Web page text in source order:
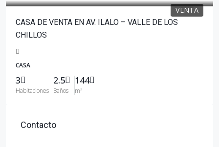
VENTA
CASA DE VENTA EN AV. ILALO – VALLE DE LOS
CHILLOS
CASA
3
Habitaciones
2.5
Baños
144
m²
Contacto